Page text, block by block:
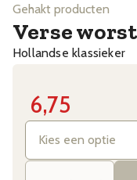
Gehakt producten
Verse worst
Hollandse klassieker
6,75